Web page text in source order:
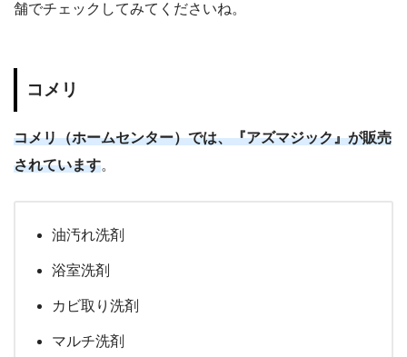
舗でチェックしてみてくださいね。
コメリ
コメリ（ホームセンター）では、『アズマジック』が販売
されています。
油汚れ洗剤
浴室洗剤
カビ取り洗剤
マルチ洗剤